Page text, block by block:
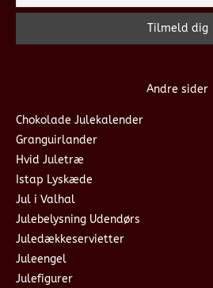
Andre sider
Chokolade Julekalender
Granguirlander
Hvid Juletræ
Istap Lyskæde
Jul i Valhal
Julebelysning Udendørs
Juledækkeservietter
Juleengel
Julefigurer